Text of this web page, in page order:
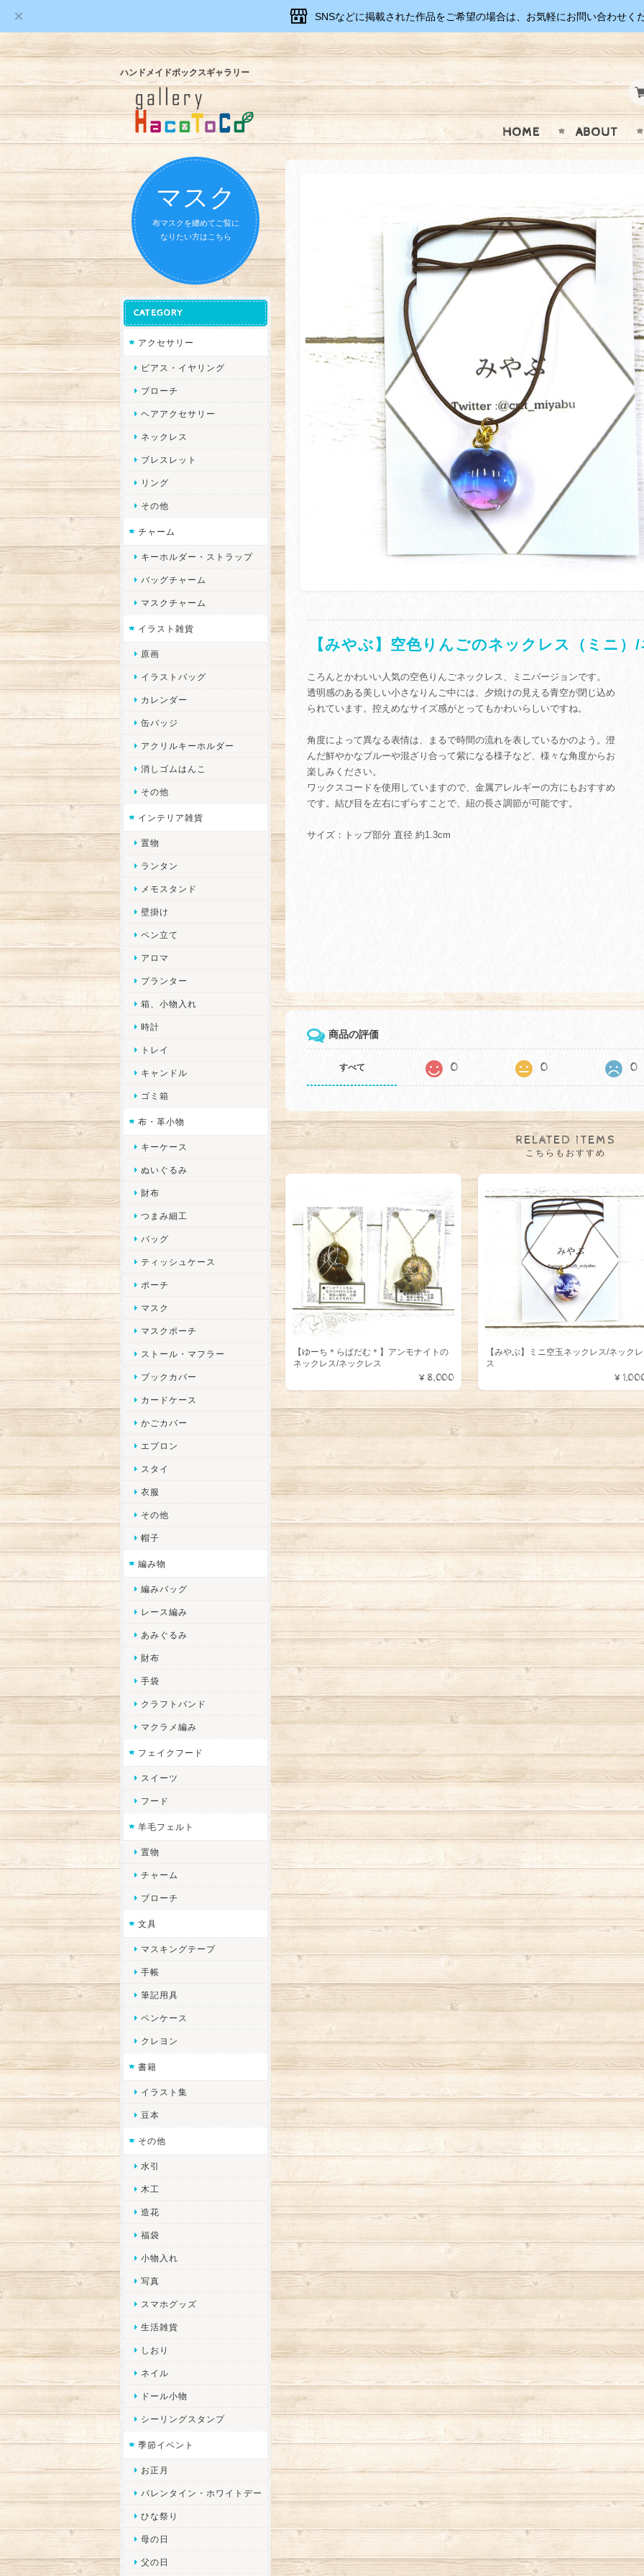
SNSなどに掲載された作品をご希望の場合は、お気軽にお問い合わせく
ハンドメイドボックスギャラリー
HOME ABOUT
【みやぶ】空色りんごのネックレス（ミニ）
ころんとかわいい人気の空色りんごネックレス、ミニバージョンです。
透明感のある美しい小さなりんご中には、夕焼けの見える青空が閉じ込め
られています。控えめなサイズ感がとってもかわいらしいですね。
角度によって異なる表情は、まるで時間の流れを表しているかのよう。澄
んだ鮮やかなブルーや混ざり合って紫になる様子など、様々な角度からお
楽しみください。
ワックスコードを使用していますので、金属アレルギーの方にもおすすめ
です。結び目を左右にずらすことで、紐の長さ調節が可能です。
サイズ：トップ部分 直径 約1.3cm
商品の評価
すべて 0 0 0
RELATED ITEMS
こちらもおすすめ
【ゆーち＊らぱだむ＊】アンモナイトの
ネックレス/ネックレス
¥8,000
【みやぶ】ミニ空玉ネックレス/ネックレ
ス
マスク
布マスクを纏めてご覧に
なりたい方はこちら
CATEGORY
アクセサリー
ピアス・イヤリング
ブローチ
ヘアアクセサリー
ネックレス
ブレスレット
リング
その他
チャーム
キーホルダー・ストラップ
バッグチャーム
マスクチャーム
イラスト雑貨
原画
イラストバッグ
カレンダー
缶バッジ
アクリルキーホルダー
消しゴムはんこ
その他
インテリア雑貨
置物
ランタン
メモスタンド
壁掛け
ペン立て
アロマ
プランター
箱、小物入れ
時計
トレイ
キャンドル
ゴミ箱
布・革小物
キーケース
ぬいぐるみ
財布
つまみ細工
バッグ
ティッシュケース
ポーチ
マスク
マスクポーチ
ストール・マフラー
ブックカバー
カードケース
かごカバー
エプロン
スタイ
衣服
その他
帽子
編み物
編みバッグ
レース編み
あみぐるみ
財布
手袋
クラフトバンド
マクラメ編み
フェイクフード
スイーツ
フード
羊毛フェルト
置物
チャーム
ブローチ
文具
マスキングテープ
手帳
筆記用具
ペンケース
クレヨン
書籍
イラスト集
豆本
その他
水引
木工
造花
福袋
小物入れ
写真
スマホグッズ
生活雑貨
しおり
ネイル
ドール小物
シーリングスタンプ
季節イベント
お正月
バレンタイン・ホワイトデー
ひな祭り
母の日
父の日